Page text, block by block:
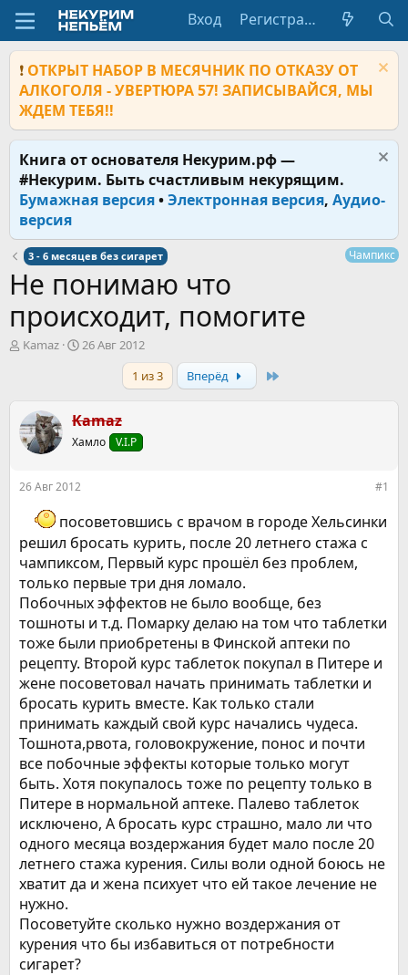
Вход Регистрация
❗ ОТКРЫТ НАБОР В МЕСЯЧНИК ПО ОТКАЗУ ОТ
АЛКОГОЛЯ - УВЕРТЮРА 57! ЗАПИСЫВАЙСЯ, МЫ
ЖДЕМ ТЕБЯ!!
Книга от основателя Некурим.рф —
#Некурим. Быть счастливым некурящим.
Бумажная версия•Электронная версия, Аудио-
версия
3 - 6 месяцев без сигарет Чампикс
Не понимаю что
происходит, помогите
А
т
е
Kamaz
Д
а
ч
26 Авг 2012
1 из 3
Вперёд
Kamaz
Хамло V.I.P
26 Авг 2012 #1
посоветовшись с врачом в городе Хельсинки
решил бросать курить, после 20 летнего стажа с
чампиксом, Первый курс прошёл без проблем,
только первые три дня ломало.
Побочных эффектов не было вообще, без
тошноты и т.д. Помарку делаю на том что таблетки
тоже были приобретены в Финской аптеки по
рецепту. Второй курс таблеток покупал в Питере и
жене посоветовал начать принимать таблетки и
бросать курить вместе. Как только стали
принимать каждый свой курс начались чудеса.
Тошнота,рвота, головокружение, понос и почти
все побочные эффекты которые только могут
быть. Хотя покупалось тоже по рецепту только в
Питере в нормальной аптеке. Палево таблеток
исключено, А бросать курс страшно, мало ли что
одного месяца воздержания будет мало после 20
летнего стажа курения. Силы воли одной боюсь не
хватит да и жена психует что ей такое лечение не
нужно.
Посоветуйте сколько нужно воздержания от
курения что бы избавиться от потребности
сигарет?